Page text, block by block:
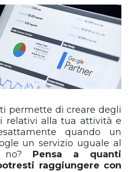
permette di creare degli
relativi alla tua attività e
quando un
un servizio uguale al
no? Pensa a quanti
raggiungere con